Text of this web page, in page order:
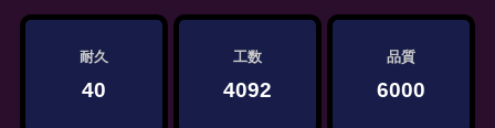
/ac "下地加工" <wait.3>
耐久
40
工数
4092
品質
6000